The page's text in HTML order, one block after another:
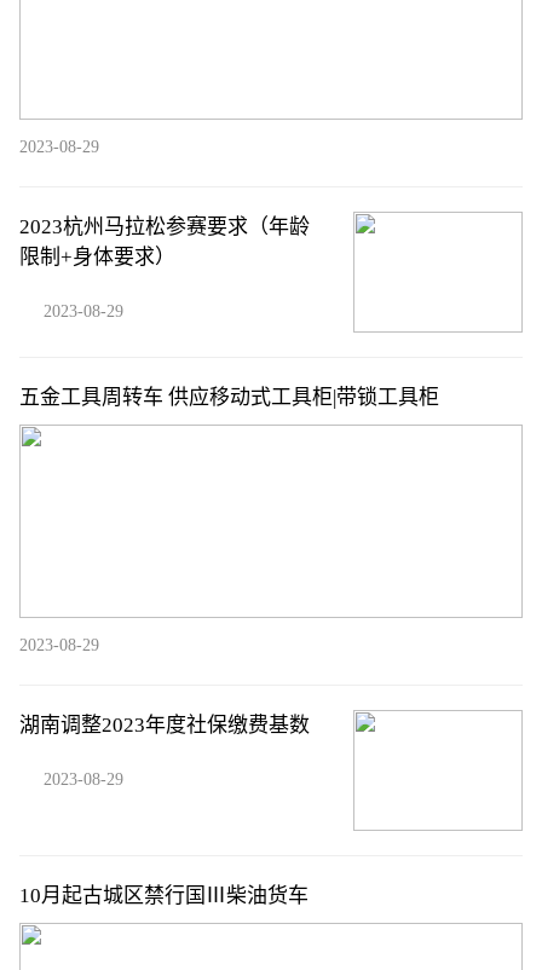
2023-08-29
2023杭州马拉松参赛要求（年龄
限制+身体要求）
2023-08-29
五金工具周转车 供应移动式工具柜|带锁工具柜
2023-08-29
湖南调整2023年度社保缴费基数
2023-08-29
10月起古城区禁行国Ⅲ柴油货车